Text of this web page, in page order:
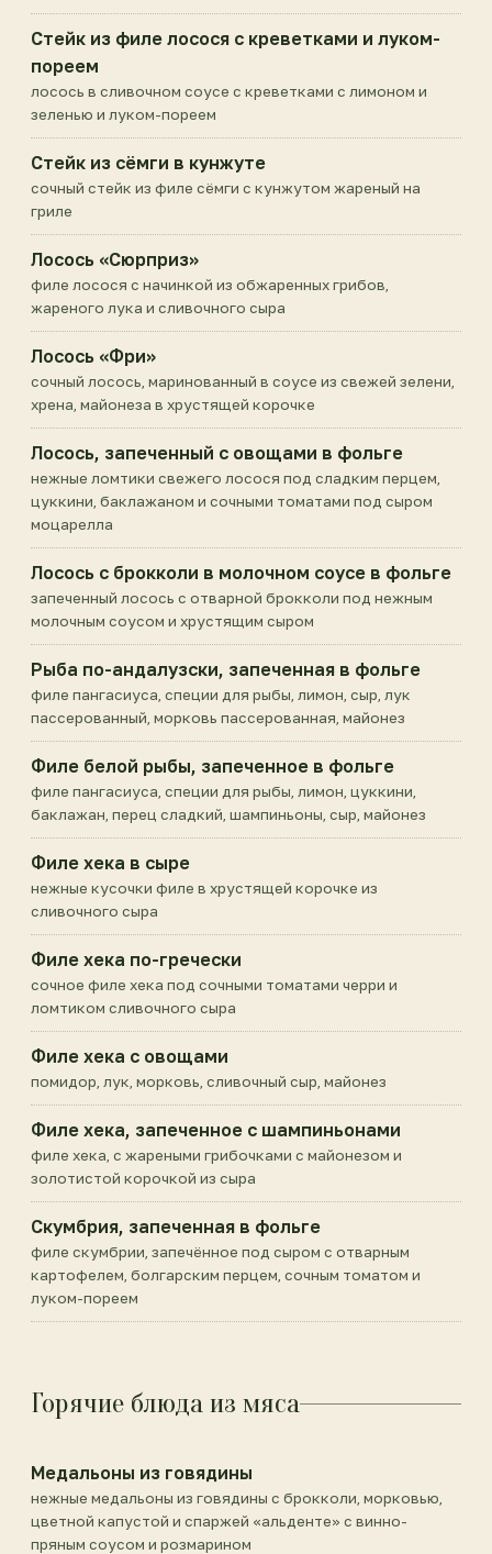
Стейк из филе лосося с креветками и луком-
пореем
лосось в сливочном соусе с креветками с лимоном и
зеленью и луком-пореем
Стейк из сёмги в кунжуте
сочный стейк из филе сёмги с кунжутом жареный на
гриле
Лосось «Сюрприз»
филе лосося с начинкой из обжаренных грибов,
жареного лука и сливочного сыра
Лосось «Фри»
сочный лосось, маринованный в соусе из свежей зелени,
хрена, майонеза в хрустящей корочке
Лосось, запеченный с овощами в фольге
нежные ломтики свежего лосося под сладким перцем,
цуккини, баклажаном и сочными томатами под сыром
моцарелла
Лосось с брокколи в молочном соусе в фольге
запеченный лосось с отварной брокколи под нежным
молочным соусом и хрустящим сыром
Рыба по-андалузски, запеченная в фольге
филе пангасиуса, специи для рыбы, лимон, сыр, лук
пассерованный, морковь пассерованная, майонез
Филе белой рыбы, запеченное в фольге
филе пангасиуса, специи для рыбы, лимон, цуккини,
баклажан, перец сладкий, шампиньоны, сыр, майонез
Филе хека в сыре
нежные кусочки филе в хрустящей корочке из
сливочного сыра
Филе хека по-гречески
сочное филе хека под сочными томатами черри и
ломтиком сливочного сыра
Филе хека с овощами
помидор, лук, морковь, сливочный сыр, майонез
Филе хека, запеченное с шампиньонами
филе хека, с жареными грибочками с майонезом и
золотистой корочкой из сыра
Скумбрия, запеченная в фольге
филе скумбрии, запечённое под сыром с отварным
картофелем, болгарским перцем, сочным томатом и
луком-пореем
Горячие блюда из мяса
Медальоны из говядины
нежные медальоны из говядины с брокколи, морковью,
цветной капустой и спаржей «альденте» с винно-
пряным соусом и розмарином